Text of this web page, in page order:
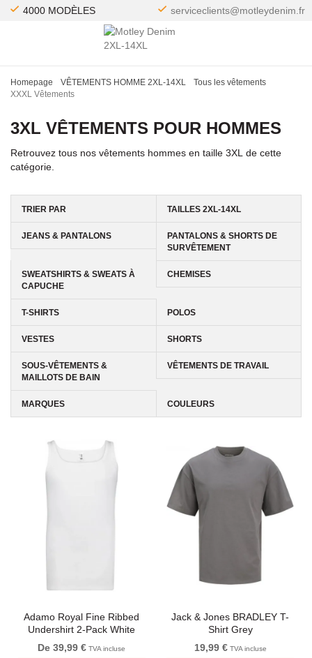
4000 MODÈLES serviceclients@motleydenim.fr
Homepage VÊTEMENTS HOMME 2XL-14XL
Tous les vêtements
XXXL Vêtements
3XL VÊTEMENTS POUR HOMMES
Retrouvez tous nos vêtements hommes en taille 3XL de cette
catégorie.
TRIER PAR TAILLES 2XL-14XL
JEANS & PANTALONS
PANTALONS & SHORTS DE
SURVÊTEMENT
SWEATSHIRTS & SWEATS À
CAPUCHE
CHEMISES
T-SHIRTS POLOS
VESTES SHORTS
SOUS-VÊTEMENTS &
MAILLOTS DE BAIN
VÊTEMENTS DE TRAVAIL
MARQUES COULEURS
Adamo Royal Fine Ribbed
Undershirt 2-Pack White
De 39,99 € TVA incluse
Jack & Jones BRADLEY T-
Shirt Grey
19,99 €TVA incluse